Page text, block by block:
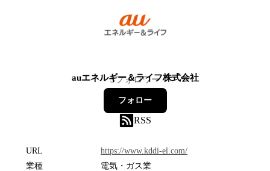
auエネルギー＆ライフ株式会社
3フォロワー
フォロー
RSS
URL
https://www.kddi-el.com/
業種
電気・ガス業